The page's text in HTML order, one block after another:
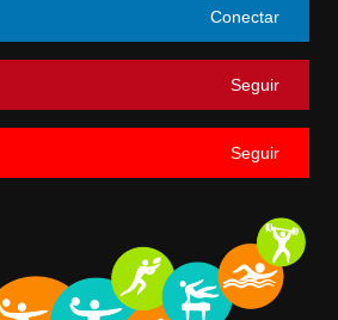
Conectar
Seguir
Seguir